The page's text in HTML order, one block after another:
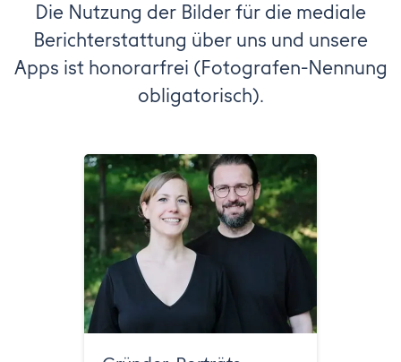
Die Nutzung der Bilder für die mediale
Berichterstattung über uns und unsere
Apps ist honorarfrei (Fotografen-Nennung
obligatorisch).